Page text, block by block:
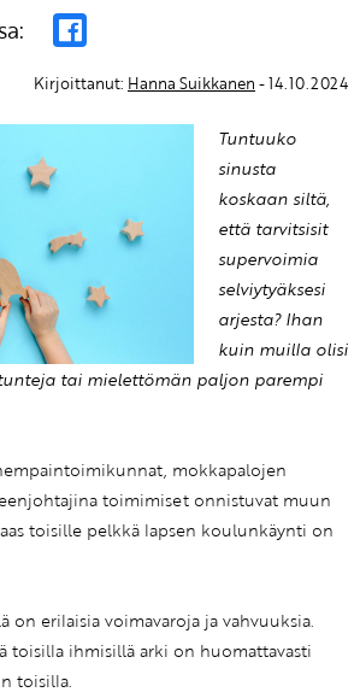
Kirjoittanut: Hanna Suikkanen - 14.10.2024
Tuntuuko
sinusta
koskaan siltä,
että tarvitsisit
supervoimia
selviytyäksesi
arjesta? Ihan
kuin muilla olisi
tai mielettömän paljon parempi
mokkapalojen
toimimiset onnistuvat muun
toisille pelkkä lapsen koulunkäynti on
on erilaisia voimavaroja ja vahvuuksia.
toisilla ihmisillä arki on huomattavasti
toisilla.